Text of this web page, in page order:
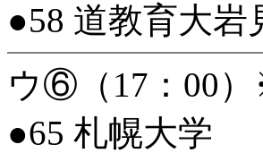
●58 道教育大岩
ウ⑥（17：00
●65 札幌大学